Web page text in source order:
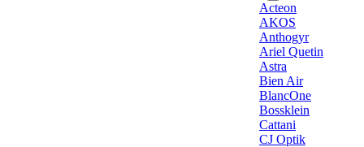
Acteon
AKOS
Anthogyr
Ariel Quetin
Astra
Bien Air
BlancOne
Bossklein
Cattani
CJ Optik